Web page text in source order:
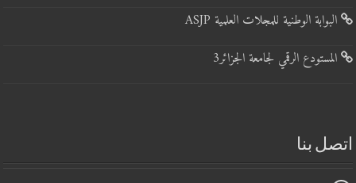
البوابة الوطنية للمجلات العلمية ASJP
المستودع الرقمي لجامعة الجزائر3
اتصل بنا